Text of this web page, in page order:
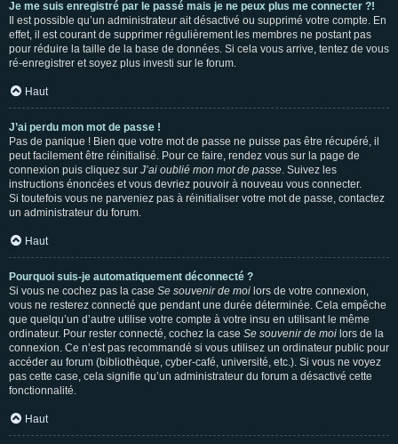
Je me suis enregistré par le passé mais je ne peux plus me connecter ?!
Il est possible qu’un administrateur ait désactivé ou supprimé votre compte. En
effet, il est courant de supprimer régulièrement les membres ne postant pas
pour réduire la taille de la base de données. Si cela vous arrive, tentez de vous
ré-enregistrer et soyez plus investi sur le forum.
Haut
J’ai perdu mon mot de passe !
Pas de panique ! Bien que votre mot de passe ne puisse pas être récupéré, il
peut facilement être réinitialisé. Pour ce faire, rendez vous sur la page de
connexion puis cliquez sur J’ai oublié mon mot de passe. Suivez les
instructions énoncées et vous devriez pouvoir à nouveau vous connecter.
Si toutefois vous ne parveniez pas à réinitialiser votre mot de passe, contactez
un administrateur du forum.
Haut
Pourquoi suis-je automatiquement déconnecté ?
Si vous ne cochez pas la case Se souvenir de moi lors de votre connexion,
vous ne resterez connecté que pendant une durée déterminée. Cela empêche
que quelqu’un d’autre utilise votre compte à votre insu en utilisant le même
ordinateur. Pour rester connecté, cochez la case Se souvenir de moi lors de la
connexion. Ce n’est pas recommandé si vous utilisez un ordinateur public pour
accéder au forum (bibliothèque, cyber-café, université, etc.). Si vous ne voyez
pas cette case, cela signifie qu’un administrateur du forum a désactivé cette
fonctionnalité.
Haut